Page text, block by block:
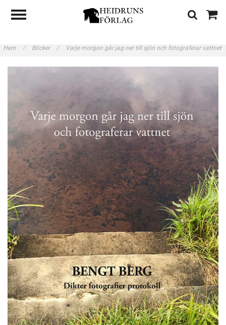
Hem / Böcker / Varje morgon går jag ner till sjön och fotograferar vattnet